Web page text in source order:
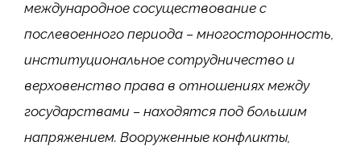
международное сосуществование с
послевоенного периода – многосторонность,
институциональное сотрудничество и
верховенство права в отношениях между
государствами – находятся под большим
напряжением. Вооруженные конфликты,